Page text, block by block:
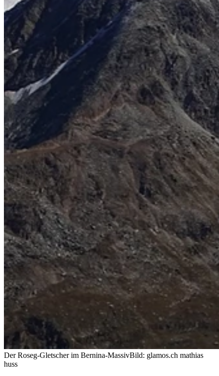
Der Roseg-Gletscher im Bernina-MassivBild: glamos.ch mathias
huss